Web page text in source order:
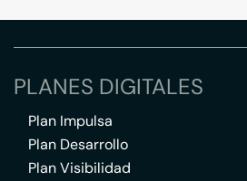
PLANES DIGITALES
Plan Impulsa
Plan Desarrollo
Plan Visibilidad